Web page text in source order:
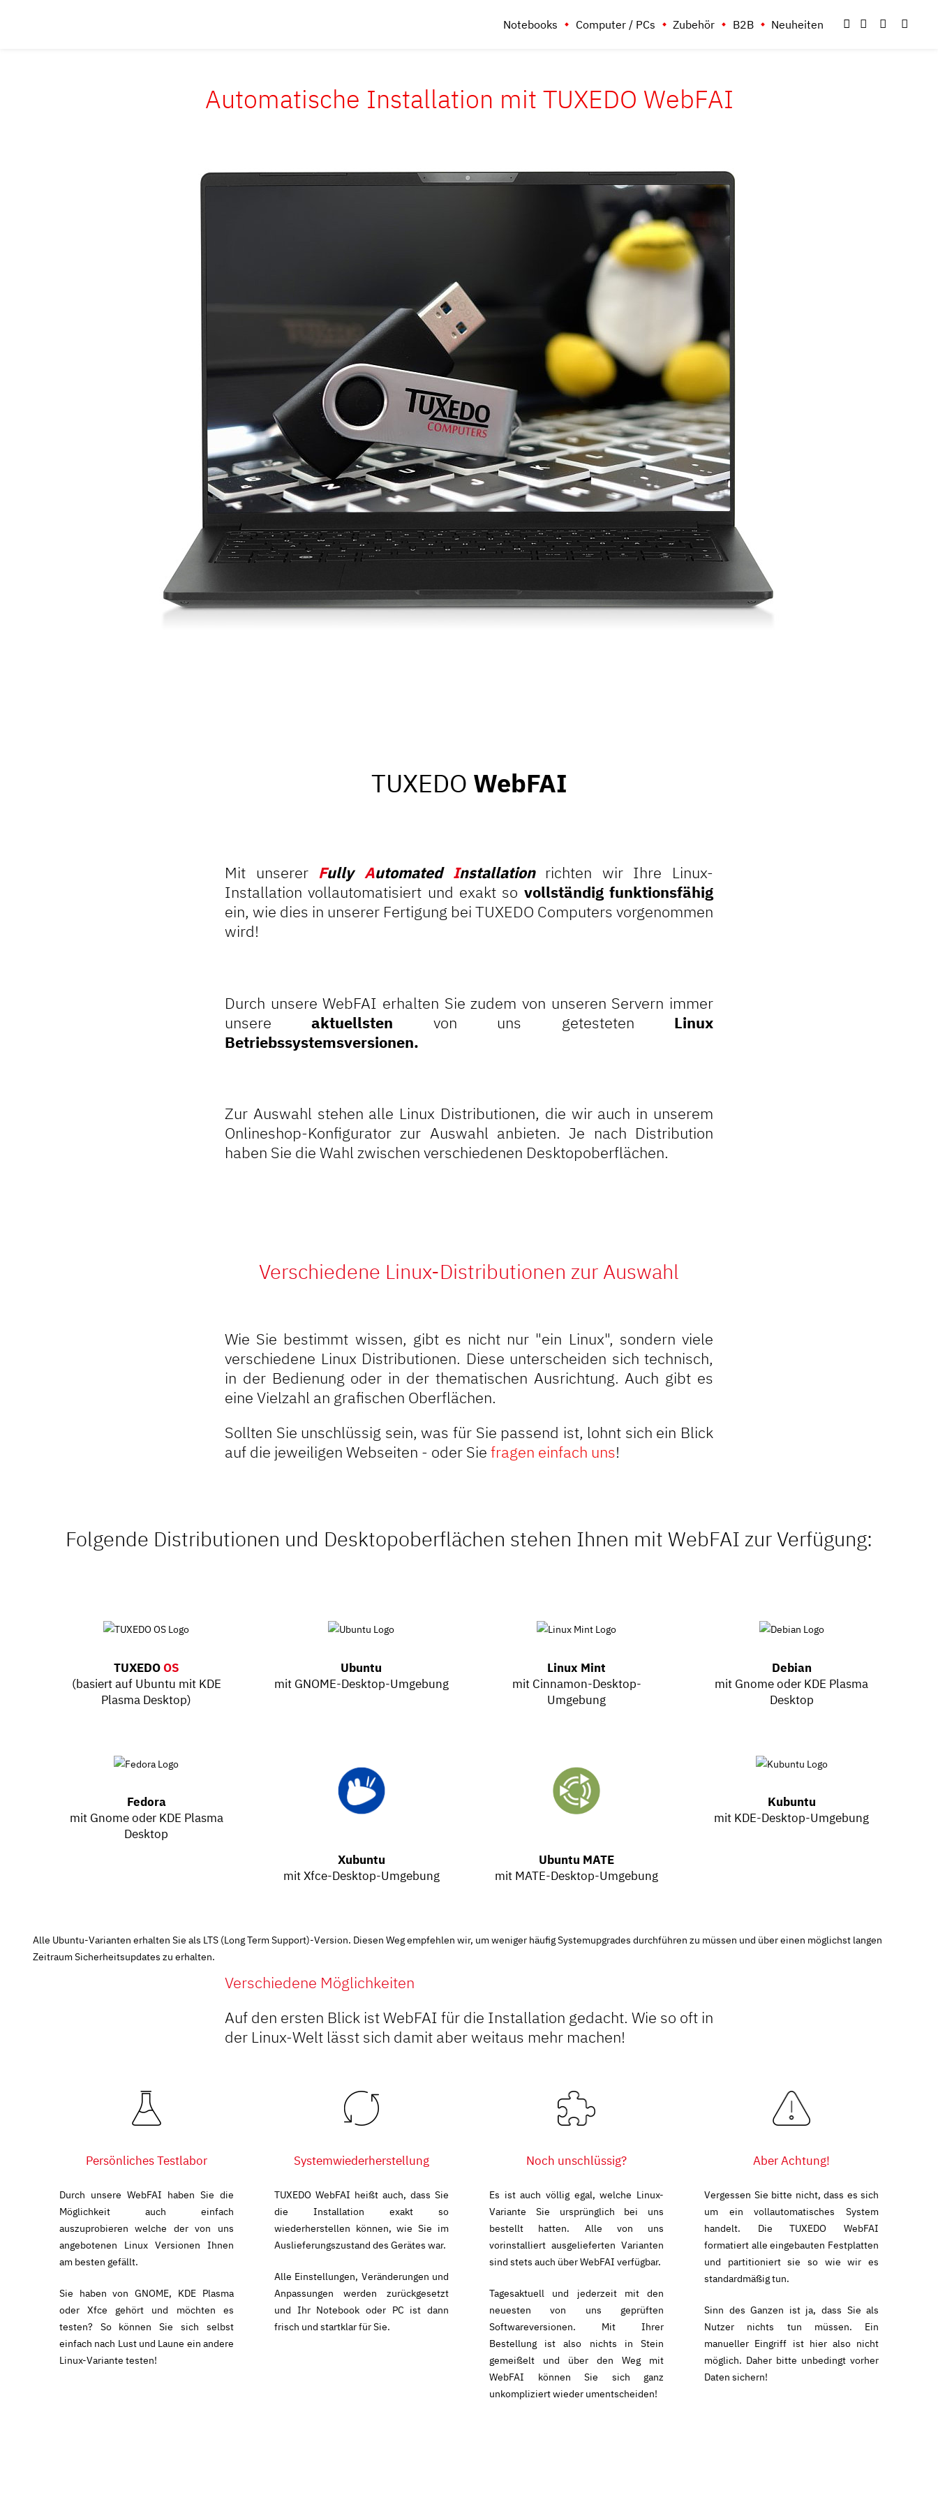
Notebooks Computer / PCs Zubehör B2B Neuheiten
Automatische Installation mit TUXEDO WebFAI
TUXEDO WebFAI
Mit unserer Fully Automated Installationrichten wir Ihre Linux-
Installation vollautomatisiert und exakt so vollständig funktionsfähig
ein, wie dies in unserer Fertigung bei TUXEDO Computers vorgenommen
wird!
Durch unsere WebFAI erhalten Sie zudem von unseren Servern immer
unsereaktuellsten von uns getesteten Linux
Betriebssystemsversionen.
Zur Auswahl stehen alle Linux Distributionen, die wir auch in unserem
Onlineshop-Konfigurator zur Auswahl anbieten. Je nach Distribution
haben Sie die Wahl zwischen verschiedenen Desktopoberflächen.
Verschiedene Linux-Distributionen zur Auswahl
Wie Sie bestimmt wissen, gibt es nicht nur "ein Linux", sondern viele
verschiedene Linux Distributionen. Diese unterscheiden sich technisch,
in der Bedienung oder in der thematischen Ausrichtung. Auch gibt es
eine Vielzahl an grafischen Oberflächen.
Sollten Sie unschlüssig sein, was für Sie passend ist, lohnt sich ein Blick
auf die jeweiligen Webseiten - oder Sie fragen einfach uns!
Folgende Distributionen und Desktopoberflächen stehen Ihnen mit WebFAI zur Verfügung:
TUXEDOOS
(basiert auf Ubuntu mit KDE
Plasma Desktop)
Ubuntu
mit GNOME-Desktop-Umgebung
Linux Mint
mit Cinnamon-Desktop-
Umgebung
Debian
mit Gnome oder KDE Plasma
Desktop
Fedora
mit Gnome oder KDE Plasma
Desktop
Xubuntu
mit Xfce-Desktop-Umgebung
Ubuntu MATE
mit MATE-Desktop-Umgebung
Kubuntu
mit KDE-Desktop-Umgebung
Alle Ubuntu-Varianten erhalten Sie als LTS (Long Term Support)-Version. Diesen Weg empfehlen wir, um weniger häufig Systemupgrades durchführen zu müssen und über einen möglichst langen
Zeitraum Sicherheitsupdates zu erhalten.
Verschiedene Möglichkeiten
Auf den ersten Blick ist WebFAI für die Installation gedacht. Wie so oft in
der Linux-Welt lässt sich damit aber weitaus mehr machen!
Persönliches Testlabor
Durch unsere WebFAI haben Sie die
Möglichkeit auch einfach
auszuprobieren welche der von uns
angebotenen Linux Versionen Ihnen
am besten gefällt.
Sie haben von GNOME, KDE Plasma
oder Xfce gehört und möchten es
testen? So können Sie sich selbst
einfach nach Lust und Laune ein andere
Linux-Variante testen!
Systemwiederherstellung
TUXEDO WebFAI heißt auch, dass Sie
die Installation exakt so
wiederherstellen können, wie Sie im
Auslieferungszustand des Gerätes war.
Alle Einstellungen, Veränderungen und
Anpassungen werden zurückgesetzt
und Ihr Notebook oder PC ist dann
frisch und startklar für Sie.
Noch unschlüssig?
Es ist auch völlig egal, welche Linux-
Variante Sie ursprünglich bei uns
bestellt hatten. Alle von uns
vorinstalliert ausgelieferten Varianten
sind stets auch über WebFAI verfügbar.
Tagesaktuell und jederzeit mit den
neuesten von uns geprüften
Softwareversionen. Mit Ihrer
Bestellung ist also nichts in Stein
gemeißelt und über den Weg mit
WebFAI können Sie sich ganz
unkompliziert wieder umentscheiden!
Aber Achtung!
Vergessen Sie bitte nicht, dass es sich
um ein vollautomatisches System
handelt. Die TUXEDO WebFAI
formatiert alle eingebauten Festplatten
und partitioniert sie so wie wir es
standardmäßig tun.
Sinn des Ganzen ist ja, dass Sie als
Nutzer nichts tun müssen. Ein
manueller Eingriff ist hier also nicht
möglich. Daher bitte unbedingt vorher
Daten sichern!